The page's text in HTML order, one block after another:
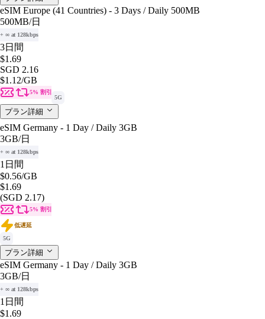
eSIM Europe (41 Countries) - 3 Days / Daily 500MB
500MB/日
+ ∞ at 128kbps
3日間
$1.69
SGD 2.16
$1.12/GB
5% 割引
5G
プラン詳細
eSIM Germany - 1 Day / Daily 3GB
3GB/日
+ ∞ at 128kbps
1日間
$0.56/GB
$1.69
(SGD 2.17)
5% 割引
低遅延
5G
プラン詳細
eSIM Germany - 1 Day / Daily 3GB
3GB/日
+ ∞ at 128kbps
1日間
$1.69